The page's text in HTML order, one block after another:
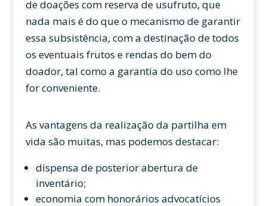
de doações com reserva de usufruto, que
nada mais é do que o mecanismo de garantir
essa subsistência, com a destinação de todos
os eventuais frutos e rendas do bem do
doador, tal como a garantia do uso como lhe
for conveniente.
As vantagens da realização da partilha em
vida são muitas, mas podemos destacar:
dispensa de posterior abertura de
inventário;
economia com honorários advocatícios